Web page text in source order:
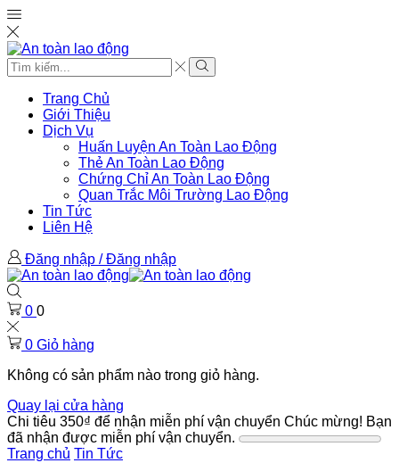
Search
input
Tìm
Trang Chủ
Giới Thiệu
Dịch Vụ
Huấn Luyện An Toàn Lao Động
Thẻ An Toàn Lao Động
Chứng Chỉ An Toàn Lao Động
Quan Trắc Môi Trường Lao Động
Tin Tức
Liên Hệ
Đăng nhập / Đăng nhập
0 0
0 Giỏ hàng
Không có sản phẩm nào trong giỏ hàng.
Quay lại cửa hàng
Chi tiêu 350₫ để nhận miễn phí vận chuyển Chúc mừng! Bạn
đã nhận được miễn phí vận chuyển.
Trang chủ Tin Tức